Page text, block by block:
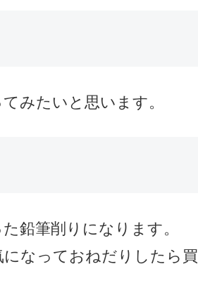
みたいと思います。
鉛筆削りになります。
なっておねだりしたら買